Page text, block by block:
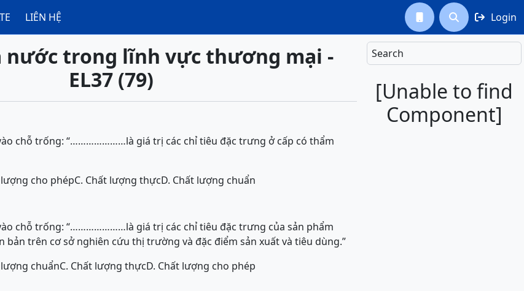
LIÊN HỆ   Login
Search
[Unable to find
Component]
nước trong lĩnh vực thương mại -
EL37 (79)
chỗ trống: “…………………là giá trị các chỉ tiêu đặc trưng ở cấp có thẩm
lượng cho phépC. Chất lượng thựcD. Chất lượng chuẩn
chỗ trống: “…………………là giá trị các chỉ tiêu đặc trưng của sản phẩm
bản trên cơ sở nghiên cứu thị trường và đặc điểm sản xuất và tiêu dùng.”
lượng chuẩnC. Chất lượng thựcD. Chất lượng cho phép